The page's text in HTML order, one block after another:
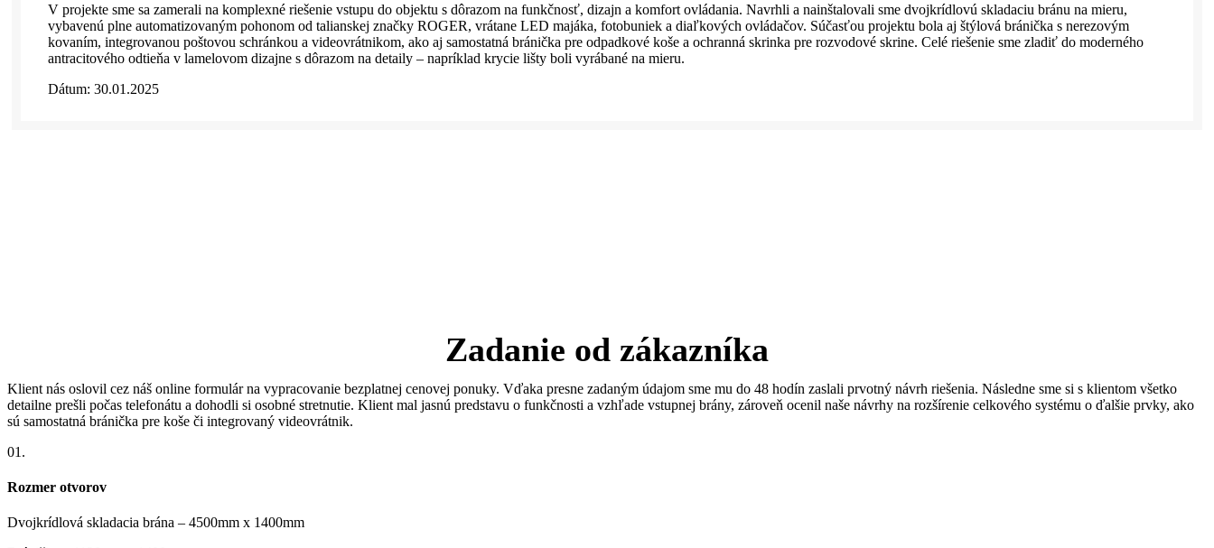
V projekte sme sa zamerali na komplexné riešenie vstupu do objektu s dôrazom na funkčnosť, dizajn a komfort ovládania. Navrhli a nainštalovali sme dvojkrídlovú skladaciu bránu na mieru,
vybavenú plne automatizovaným pohonom od talianskej značky ROGER, vrátane LED majáka, fotobuniek a diaľkových ovládačov. Súčasťou projektu bola aj štýlová bránička s nerezovým
kovaním, integrovanou poštovou schránkou a videovrátnikom, ako aj samostatná bránička pre odpadkové koše a ochranná skrinka pre rozvodové skrine. Celé riešenie sme zladiť do moderného
antracitového odtieňa v lamelovom dizajne s dôrazom na detaily – napríklad krycie lišty boli vyrábané na mieru.
Dátum: 30.01.2025
Zadanie od zákazníka
Klient nás oslovil cez náš online formulár na vypracovanie bezplatnej cenovej ponuky. Vďaka presne zadaným údajom sme mu do 48 hodín zaslali prvotný návrh riešenia. Následne sme si s klientom všetko
detailne prešli počas telefonátu a dohodli si osobné stretnutie. Klient mal jasnú predstavu o funkčnosti a vzhľade vstupnej brány, zároveň ocenil naše návrhy na rozšírenie celkového systému o ďalšie prvky, ako
sú samostatná bránička pre koše či integrovaný videovrátnik.
01.
Rozmer otvorov
Dvojkrídlová skladacia brána – 4500mm x 1400mm